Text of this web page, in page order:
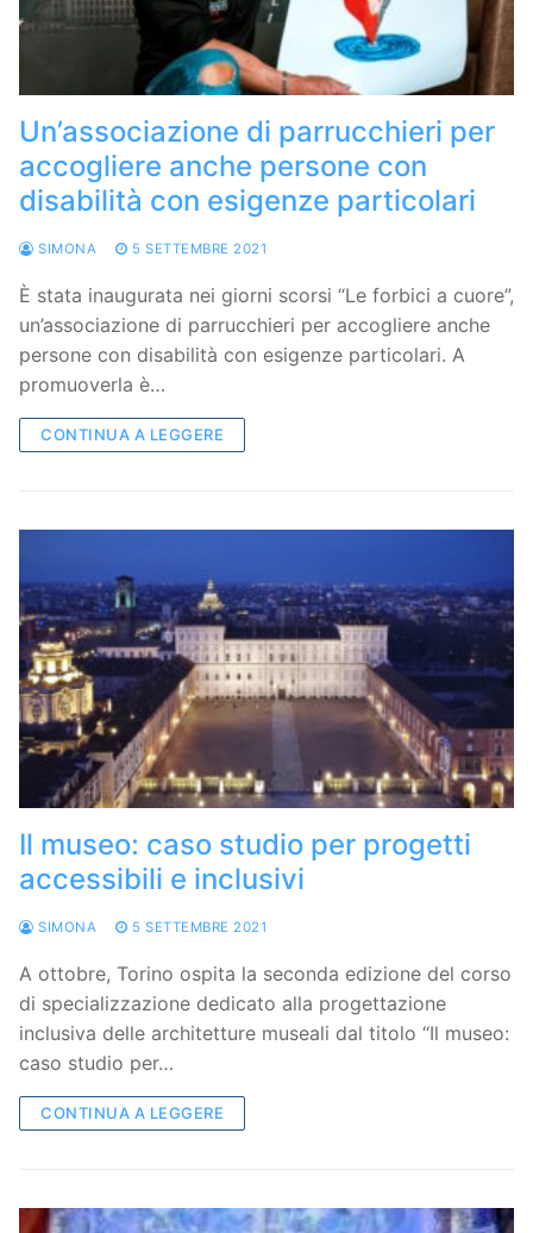
Un’associazione di parrucchieri per
accogliere anche persone con
disabilità con esigenze particolari
SIMONA 5 SETTEMBRE 2021
È stata inaugurata nei giorni scorsi “Le forbici a cuore”,
un’associazione di parrucchieri per accogliere anche
persone con disabilità con esigenze particolari. A
promuoverla è…
CONTINUA A LEGGERE
Il museo: caso studio per progetti
accessibili e inclusivi
SIMONA 5 SETTEMBRE 2021
A ottobre, Torino ospita la seconda edizione del corso
di specializzazione dedicato alla progettazione
inclusiva delle architetture museali dal titolo “Il museo:
caso studio per…
CONTINUA A LEGGERE